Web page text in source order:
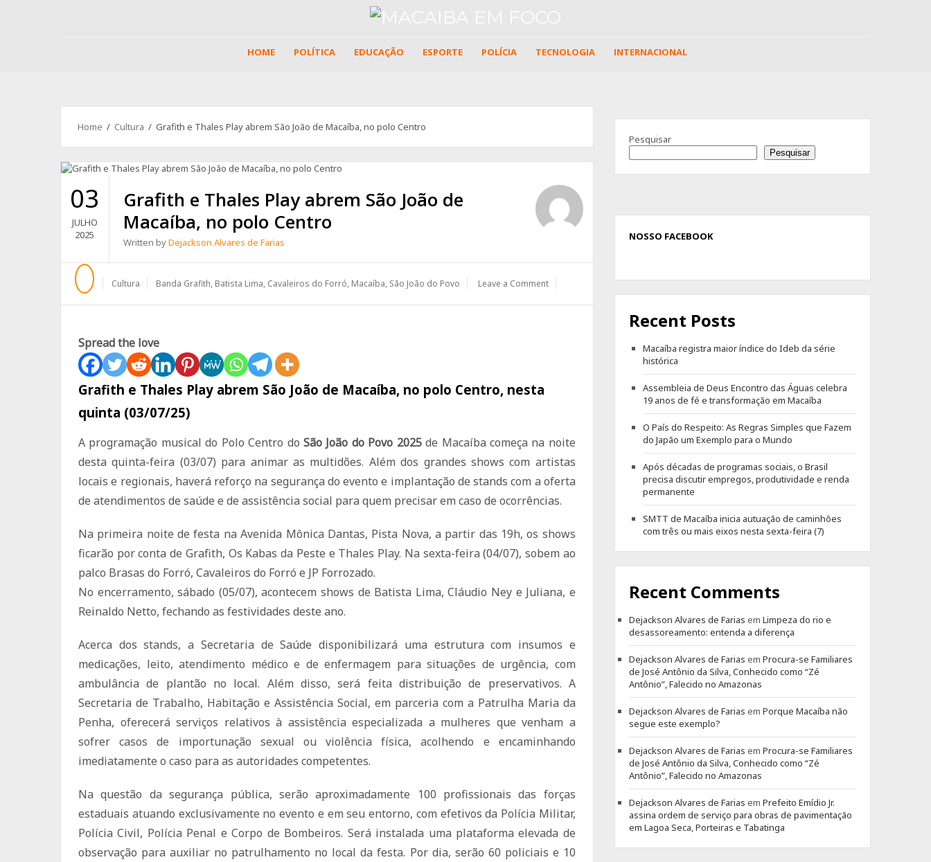
HOME POLÍTICA EDUCAÇÃO ESPORTE POLÍCIA TECNOLOGIA INTERNACIONAL
Home / Cultura / Grafith e Thales Play abrem São João de Macaíba, no polo Centro
03
JULHO
2025
Grafith e Thales Play abrem São João de
Macaíba, no polo Centro
Written byDejackson Alvares de Farias
Cultura Banda Grafith, Batista Lima, Cavaleiros do Forró, Macaíba, São João do Povo Leave a Comment
Spread the love
Grafith e Thales Play abrem São João de Macaíba, no polo Centro, nesta
quinta (03/07/25)
A programação musical do Polo Centro doSão João do Povo 2025de Macaíba começa na noite
desta quinta-feira (03/07) para animar as multidões. Além dos grandes shows com artistas
locais e regionais, haverá reforço na segurança do evento e implantação de stands com a oferta
de atendimentos de saúde e de assistência social para quem precisar em caso de ocorrências.
Na primeira noite de festa na Avenida Mônica Dantas, Pista Nova, a partir das 19h, os shows
ficarão por conta de Grafith, Os Kabas da Peste e Thales Play. Na sexta-feira (04/07), sobem ao
palco Brasas do Forró, Cavaleiros do Forró e JP Forrozado.
No encerramento, sábado (05/07), acontecem shows de Batista Lima, Cláudio Ney e Juliana, e
Reinaldo Netto, fechando as festividades deste ano.
Acerca dos stands, a Secretaria de Saúde disponibilizará uma estrutura com insumos e
medicações, leito, atendimento médico e de enfermagem para situações de urgência, com
ambulância de plantão no local. Além disso, será feita distribuição de preservativos. A
Secretaria de Trabalho, Habitação e Assistência Social, em parceria com a Patrulha Maria da
Penha, oferecerá serviços relativos à assistência especializada a mulheres que venham a
sofrer casos de importunação sexual ou violência física, acolhendo e encaminhando
imediatamente o caso para as autoridades competentes.
Na questão da segurança pública, serão aproximadamente 100 profissionais das forças
estaduais atuando exclusivamente no evento e em seu entorno, com efetivos da Polícia Militar,
Polícia Civil, Polícia Penal e Corpo de Bombeiros. Será instalada uma plataforma elevada de
observação para auxiliar no patrulhamento no local da festa. Por dia, serão 60 policiais e 10
Pesquisar
Pesquisar
NOSSO FACEBOOK
Recent Posts
Macaíba registra maior índice do Ideb da série
histórica
Assembleia de Deus Encontro das Águas celebra
19 anos de fé e transformação em Macaíba
O País do Respeito: As Regras Simples que Fazem
do Japão um Exemplo para o Mundo
Após décadas de programas sociais, o Brasil
precisa discutir empregos, produtividade e renda
permanente
SMTT de Macaíba inicia autuação de caminhões
com três ou mais eixos nesta sexta-feira (7)
Recent Comments
Dejackson Alvares de Farias emLimpeza do rio e
desassoreamento: entenda a diferença
Dejackson Alvares de Farias emProcura-se Familiares
de José Antônio da Silva, Conhecido como “Zé
Antônio”, Falecido no Amazonas
Dejackson Alvares de Farias emPorque Macaíba não
segue este exemplo?
Dejackson Alvares de Farias emProcura-se Familiares
de José Antônio da Silva, Conhecido como “Zé
Antônio”, Falecido no Amazonas
Dejackson Alvares de Farias emPrefeito Emídio Jr.
assina ordem de serviço para obras de pavimentação
em Lagoa Seca, Porteiras e Tabatinga